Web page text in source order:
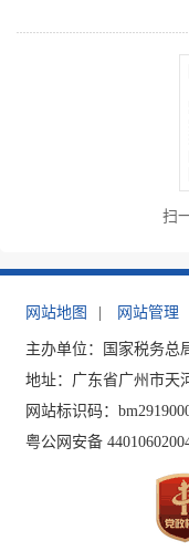
扫
网站地图 网站管理
主办单位：国家税务总
地址：广东省广州市天
网站标识码：
粤公网安备